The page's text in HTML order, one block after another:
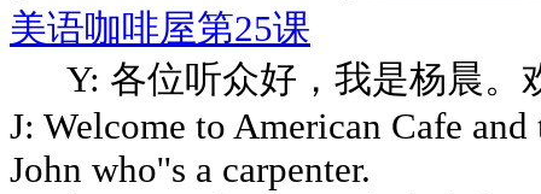
美语咖啡屋第25课
Y: 各位听众好，我是杨晨。
J: Welcome to American Cafe
John who''s a carpenter.